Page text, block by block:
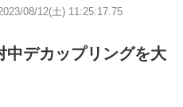
08/12(土) 11:25:17.75
中デカップリングを大